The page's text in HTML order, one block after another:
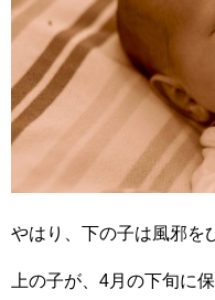
やはり、下の子は風邪を
上の子が、4月の下旬に
ベビーグッズ
絵本のレビュー
妊娠中
不妊治療
趣味